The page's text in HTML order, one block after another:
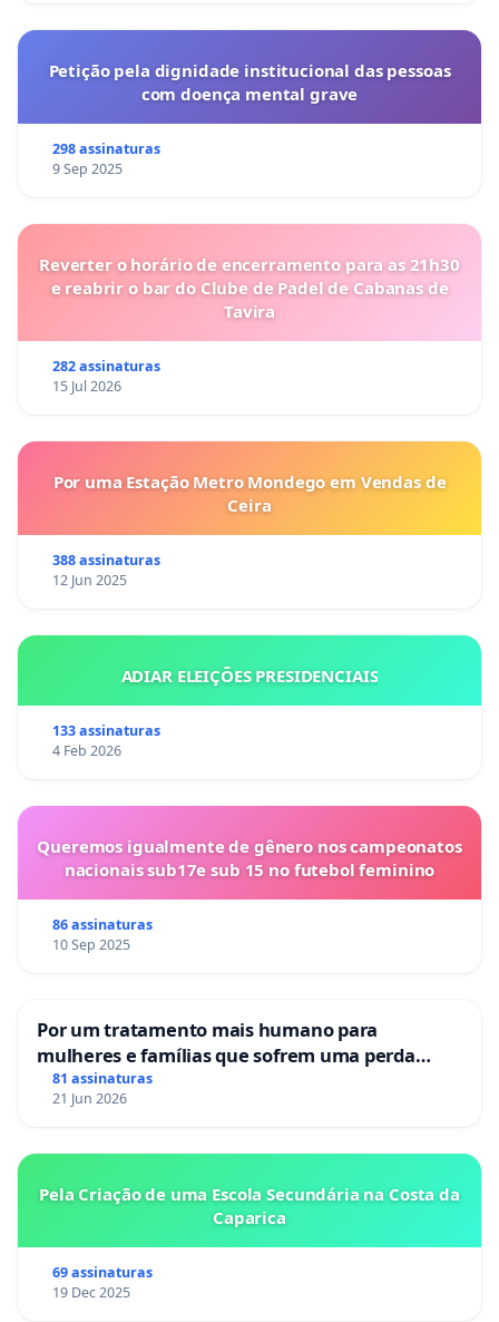
Petição pela dignidade institucional das pessoas
com doença mental grave
298 assinaturas
9 Sep 2025
Reverter o horário de encerramento para as 21h30
e reabrir o bar do Clube de Padel de Cabanas de
Tavira
282 assinaturas
15 Jul 2026
Por uma Estação Metro Mondego em Vendas de
Ceira
388 assinaturas
12 Jun 2025
ADIAR ELEIÇÕES PRESIDENCIAIS
133 assinaturas
4 Feb 2026
Queremos igualmente de gênero nos campeonatos
nacionais sub17e sub 15 no futebol feminino
86 assinaturas
10 Sep 2025
Por um tratamento mais humano para
mulheres e famílias que sofrem uma perda
gestacional nos hospitais portugueses
81 assinaturas
21 Jun 2026
Pela Criação de uma Escola Secundária na Costa da
Caparica
69 assinaturas
19 Dec 2025